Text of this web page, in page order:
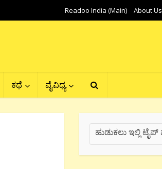
Readoo India (Main) About Us
ಕಥೆ ವೈವಿಧ್ಯ